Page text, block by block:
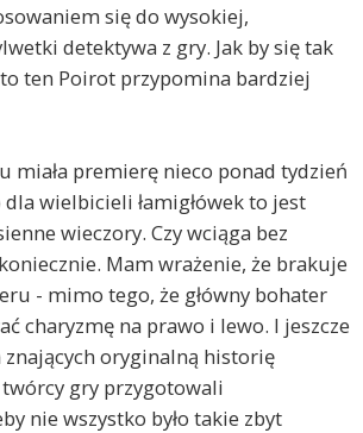
się do wysokiej,
detektywa z gry. Jak by się tak
ten Poirot przypomina bardziej
miała premierę nieco ponad tydzień
wielbicieli łamigłówek to jest
wieczory. Czy wciąga bez
Mam wrażenie, że brakuje
- mimo tego, że główny bohater
charyzmę na prawo i lewo. I jeszcze
znających oryginalną historię
gry przygotowali
nie wszystko było takie zbyt